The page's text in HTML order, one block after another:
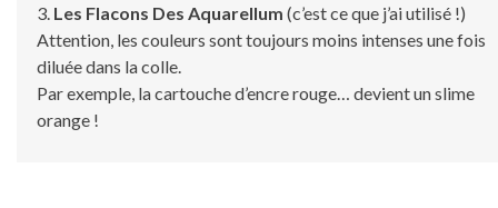
3. Les Flacons Des Aquarellum (c’est ce que j’ai utilisé !)
Attention, les couleurs sont toujours moins intenses une fois
diluée dans la colle.
Par exemple, la cartouche d’encre rouge… devient un slime
orange !